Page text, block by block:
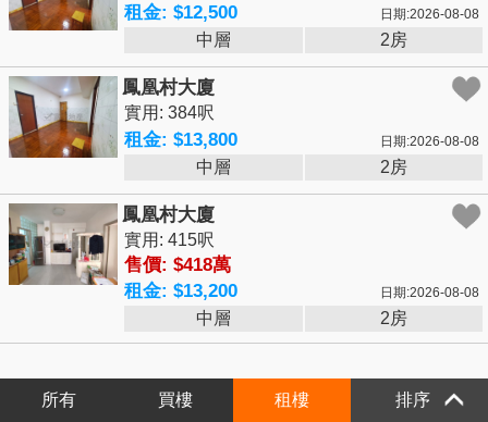
租金: $12,500 日期:2026-08-08
中層 2房
鳳凰村大廈
實用: 384呎
租金: $13,800 日期:2026-08-08
中層 2房
鳳凰村大廈
實用: 415呎
售價: $418萬
租金: $13,200
日期:2026-08-08
中層 2房
所有 買樓 租樓 排序